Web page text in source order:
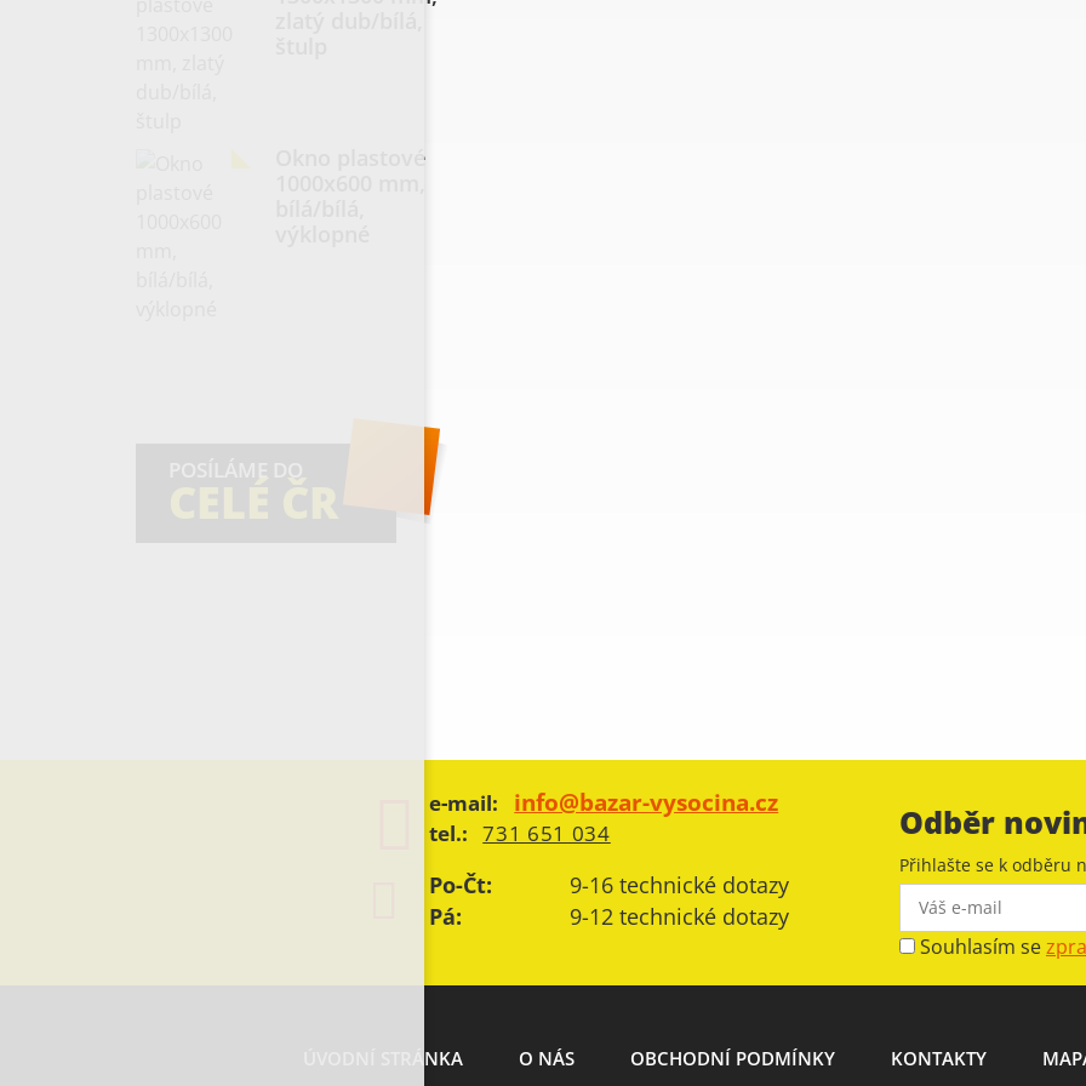
Okno plastové
e-mail: info@bazar-vysocina.cz
tel.: 731 651 034
Po-Čt:
9-16 technické dotazy
Pá:
9-12 technické dotazy
Odběr
Přihlašte se k odběru
Souhlasím se
ÚVODNÍ STRÁNKA O NÁS OBCHODNÍ PODMÍNKY KONTAKTY